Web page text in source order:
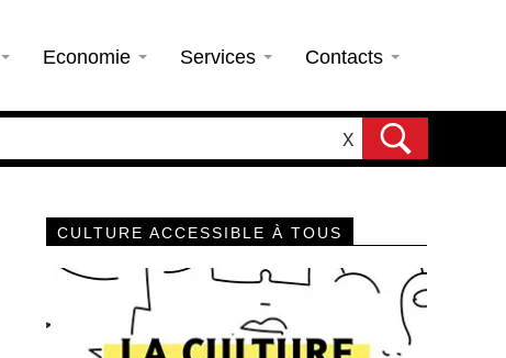
Economie Services Contacts
X
CULTURE ACCESSIBLE À TOUS